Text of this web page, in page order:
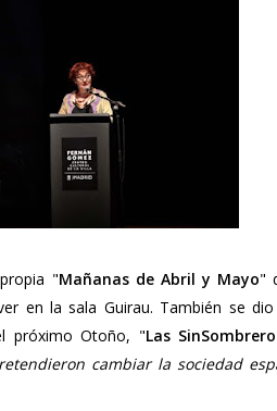
"Mañanas de Abril y Mayo"
en la sala Guirau. También se
próximo Otoño, "Las SinSombrero
cambiar la sociedad